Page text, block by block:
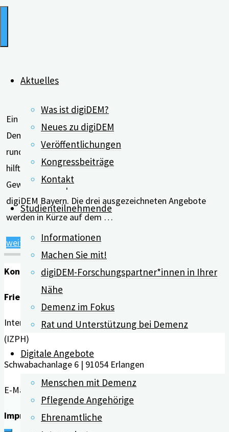
Aktuelles
Was ist digiDEM?
Neues zu digiDEM
Veröffentlichungen
Kongressbeiträge
Kontakt
Studienteilnehmende
Informationen
Machen Sie mit!
digiDEM-Forschungspartner*innen in Ihrer
Nähe
Demenz im Fokus
Rat und Unterstützung bei Demenz
Digitale Angebote
Menschen mit Demenz
Pflegende Angehörige
Ehrenamtliche
Ein Online-Pflegekurs für Angehörige von Menschen mit
Demenz, ein Podcast mit ausführlichen Informationen
rund um die Erkrankung und eine App, die Angehörigen
hilft, die Pflege zu Hause zu meistern – das sind die
Gewinner des Open Innovation Wettbewerbs von
digiDEM Bayern. Die drei ausgezeichneten Angebote
werden in Kürze auf dem …
weiterlesen"digiDEM
Bayern
zeichnet
Gewinner
des
Open
Wettbewerbs
aus"
Kontakt
Friedrich-Alexander-Universität Erlangen-Nürnberg
Interdisziplinäres Zentrum für HTA und Public Health
(IZPH)
Schwabachanlage 6 | 91054 Erlangen
E-Mail: info@digidem-bayern.de
Impressum | Datenschutz